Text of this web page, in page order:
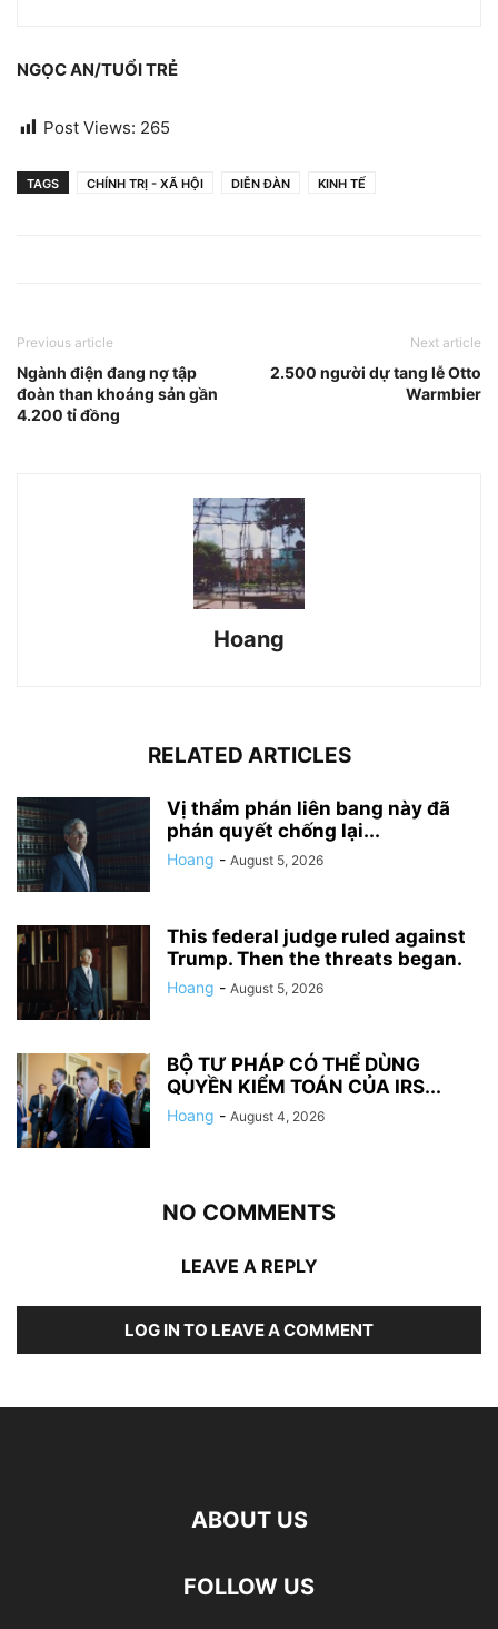
NGỌC AN/TUỔI TRẺ
Post Views: 265
TAGS CHÍNH TRỊ - XÃ HỘI DIỄN ĐÀN KINH TẾ
Previous article
Ngành điện đang nợ tập
đoàn than khoáng sản gần
4.200 tỉ đồng
Next article
2.500 người dự tang lễ Otto
Warmbier
Hoang
RELATED ARTICLES
Vị thẩm phán liên bang này đã
phán quyết chống lại...
Hoang - August 5, 2026
This federal judge ruled against
Trump. Then the threats began.
Hoang - August 5, 2026
BỘ TƯ PHÁP CÓ THỂ DÙNG
QUYỀN KIỂM TOÁN CỦA IRS...
Hoang - August 4, 2026
NO COMMENTS
LEAVE A REPLY
LOG IN TO LEAVE A COMMENT
ABOUT US
FOLLOW US